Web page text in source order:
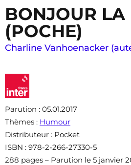
BONJOUR LA
(POCHE)
Charline Vanhoenacker
Parution : 05.01.2017
Thèmes : Humour
Distributeur : Pocket
ISBN : 978-2-266-27330-5
288 pages – Parution le 5 janvier